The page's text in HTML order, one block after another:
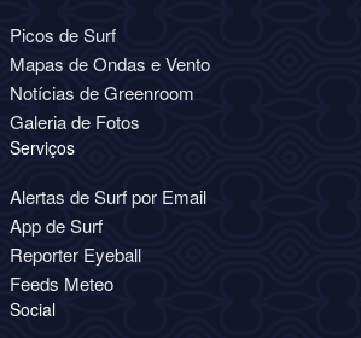
Picos de Surf
Mapas de Ondas e Vento
Notícias de Greenroom
Galeria de Fotos
Serviços
Alertas de Surf por Email
App de Surf
Reporter Eyeball
Feeds Meteo
Social